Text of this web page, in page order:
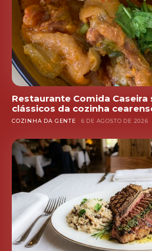
Restaurante Comida
clássicos da cozinha
COZINHA DA GENTE 6 DE AGOSTO DE 2026